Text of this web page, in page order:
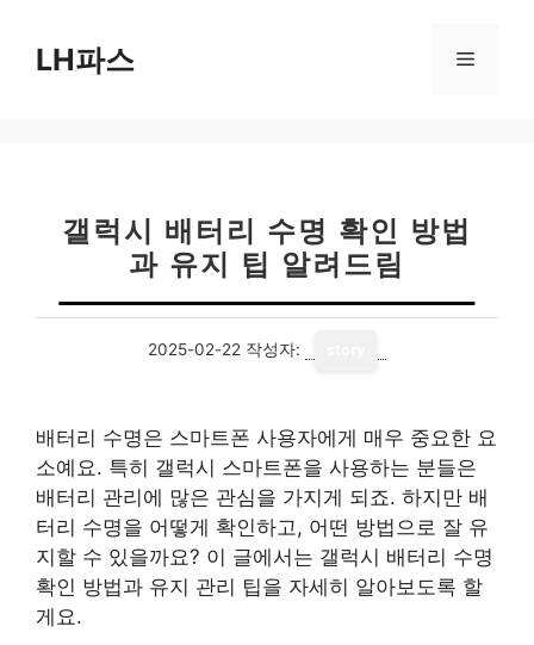
LH파스 메
갤럭시 배터리 수명 확인 방법
과 유지 팁 알려드림
2025-02-22 작성자:
배터리 수명은 스마트폰 사용자에게 매우 중요한 요
소예요. 특히 갤럭시 스마트폰을 사용하는 분들은
배터리 관리에 많은 관심을 가지게 되죠. 하지만 배
터리 수명을 어떻게 확인하고, 어떤 방법으로 잘 유
지할 수 있을까요? 이 글에서는 갤럭시 배터리 수명
확인 방법과 유지 관리 팁을 자세히 알아보도록 할
게요.